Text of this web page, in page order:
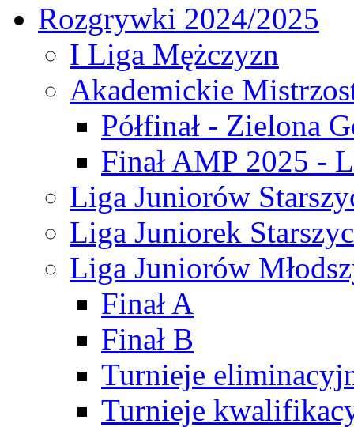
Rozgrywki 2024/2025
I Liga Mężczyzn
Akademickie
Półfinał - Zielona
Finał AMP 2025 -
Liga Juniorów
Liga Juniorek
Liga Juniorów
Finał A
Finał B
Turnieje
Turnieje